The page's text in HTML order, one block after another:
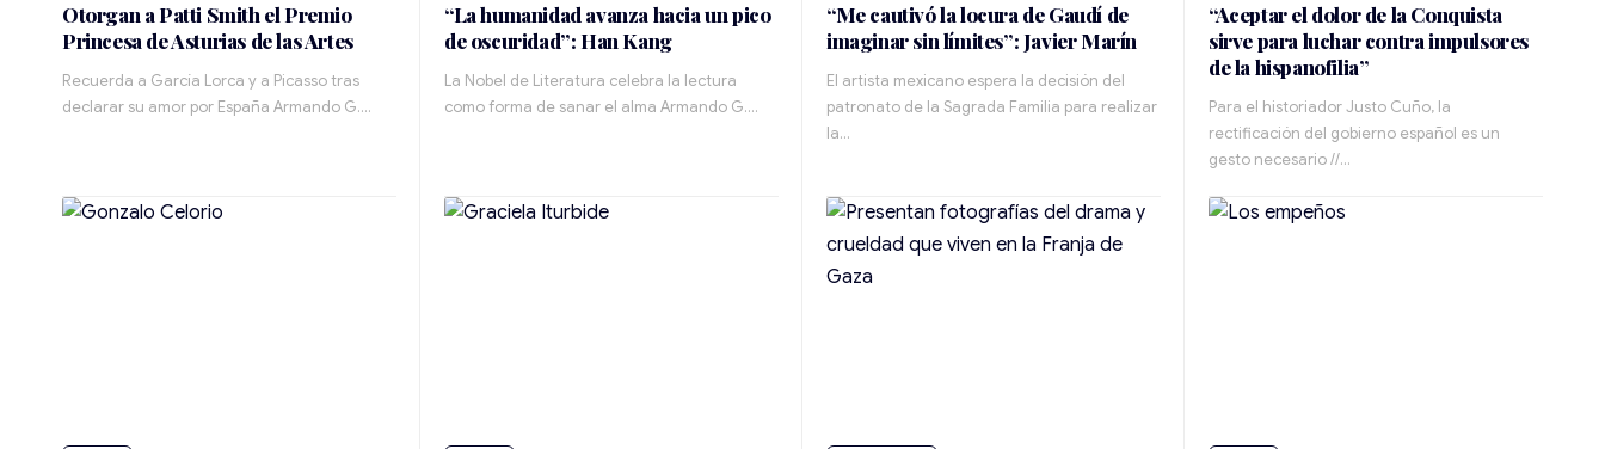
Otorgan a Patti Smith el Premio
Princesa de Asturias de las Artes
Recuerda a García Lorca y a Picasso tras
declarar su amor por España Armando G.…
“La humanidad avanza hacia un pico
de oscuridad”: Han Kang
La Nobel de Literatura celebra la lectura
como forma de sanar el alma Armando G.…
“Me cautivó la locura de Gaudí de
imaginar sin límites”: Javier Marín
El artista mexicano espera la decisión del
patronato de la Sagrada Familia para realizar
la…
“Aceptar el dolor de la Conquista
sirve para luchar contra impulsores
de la hispanofilia”
Para el historiador Justo Cuño, la
rectificación del gobierno español es un
gesto necesario //…